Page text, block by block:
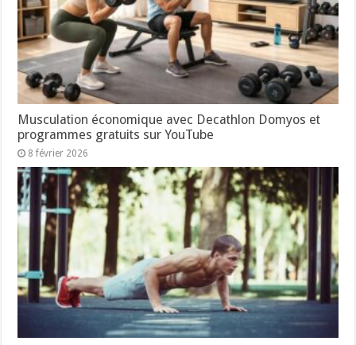
Musculation économique avec Decathlon Domyos et
programmes gratuits sur YouTube
8 février 2026